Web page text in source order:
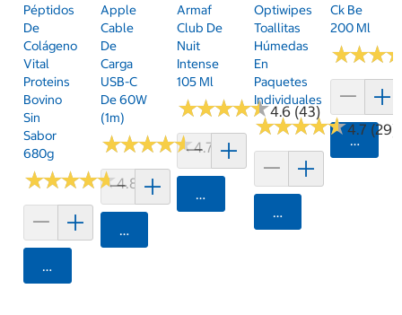
Péptidos
De
Colágeno
Vital
Proteins
Bovino
Sin
Sabor
680g
★★★★★
★★★★★4.8 (33)
Agregar
Apple
Cable
De
Carga
USB-C
De 60W
(1m)
★★★★★
★★★★★4.7 (11)
Agregar
Armaf
Club De
Nuit
Intense
105 Ml
★★★★★
★★★★★4.6 (43)
Agregar
Optiwipes
Toallitas
Húmedas
En
Paquetes
Individuales
★★★★★
★★★★★4.7 (29)
Agregar
Ck Be
200 Ml
★★★
★★★